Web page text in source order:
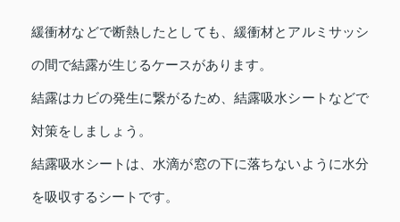
緩衝材などで断熱したとしても、緩衝材とアルミサッシ
の間で結露が生じるケースがあります。
結露はカビの発生に繋がるため、結露吸水シートなどで
対策をしましょう。
結露吸水シートは、水滴が窓の下に落ちないように水分
を吸収するシートです。